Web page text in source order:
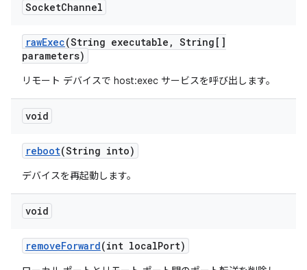
SocketChannel
rawExec(String executable , String[]
parameters)
リモート デバイスで host:exec サービスを呼び出します。
void
reboot(String into)
デバイスを再起動します。
void
removeForward(int localPort)